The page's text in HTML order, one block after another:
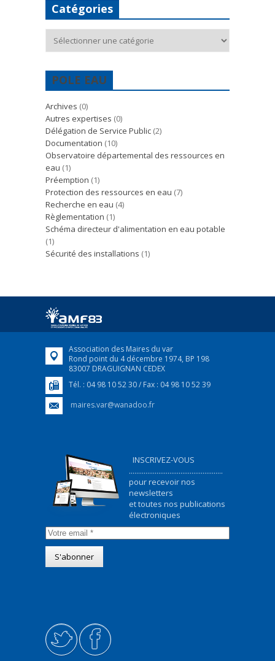
Catégories
POLE EAU
Archives (0)
Autres expertises (0)
Délégation de Service Public (2)
Documentation (10)
Observatoire départemental des ressources en
eau (1)
Préemption (1)
Protection des ressources en eau (7)
Recherche en eau (4)
Règlementation (1)
Schéma directeur d'alimentation en eau potable
(1)
Sécurité des installations (1)
Association des Maires du var
Rond point du 4 décembre 1974, BP 198
83007 DRAGUIGNAN CEDEX
Tél. : 04 98 10 52 30 / Fax : 04 98 10 52 39
maires.var@wanadoo.fr
INSCRIVEZ-VOUS
...................................................
pour recevoir nos
newsletters
et toutes nos publications
électroniques